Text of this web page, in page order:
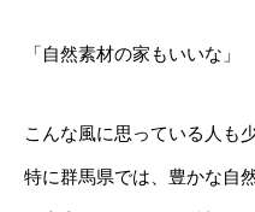
「自然素材の家もいいな」
こんな風に思っている人も
特に群馬県では、豊かな自